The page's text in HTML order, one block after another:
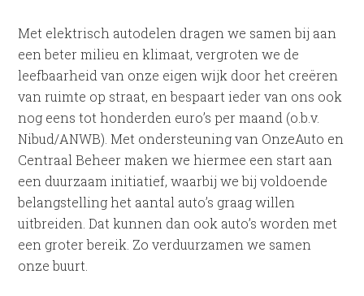
Met elektrisch autodelen dragen we samen bij aan
een beter milieu en klimaat, vergroten we de
leefbaarheid van onze eigen wijk door het creëren
van ruimte op straat, en bespaart ieder van ons ook
nog eens tot honderden euro’s per maand (o.b.v.
Nibud/ANWB). Met ondersteuning van OnzeAuto en
Centraal Beheer maken we hiermee een start aan
een duurzaam initiatief, waarbij we bij voldoende
belangstelling het aantal auto’s graag willen
uitbreiden. Dat kunnen dan ook auto’s worden met
een groter bereik. Zo verduurzamen we samen
onze buurt.